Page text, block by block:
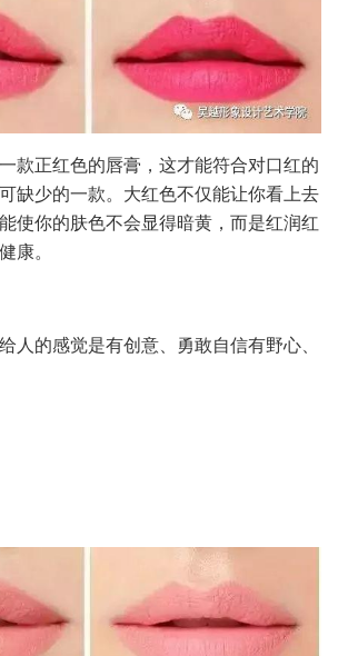
款正红色的唇膏，这才能符合对口红的
缺少的一款。大红色不仅能让你看上去
使你的肤色不会显得暗黄，而是红润红
康。
人的感觉是有创意、勇敢自信有野心、